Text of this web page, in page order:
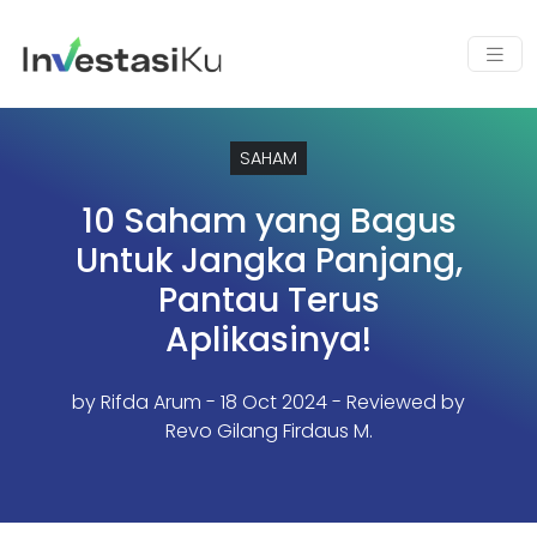
SAHAM
10 Saham yang Bagus
Untuk Jangka Panjang,
Pantau Terus
Aplikasinya!
byRifda Arum - 18 Oct 2024 - Reviewed by
Revo Gilang Firdaus M.